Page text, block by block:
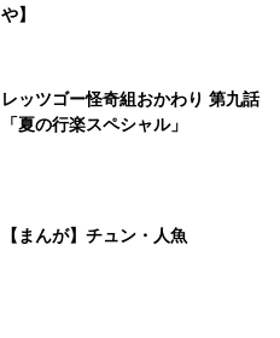
や】
レッツゴー怪奇組おかわり 第九話
「夏の行楽スペシャル」
【まんが】チュン・人魚